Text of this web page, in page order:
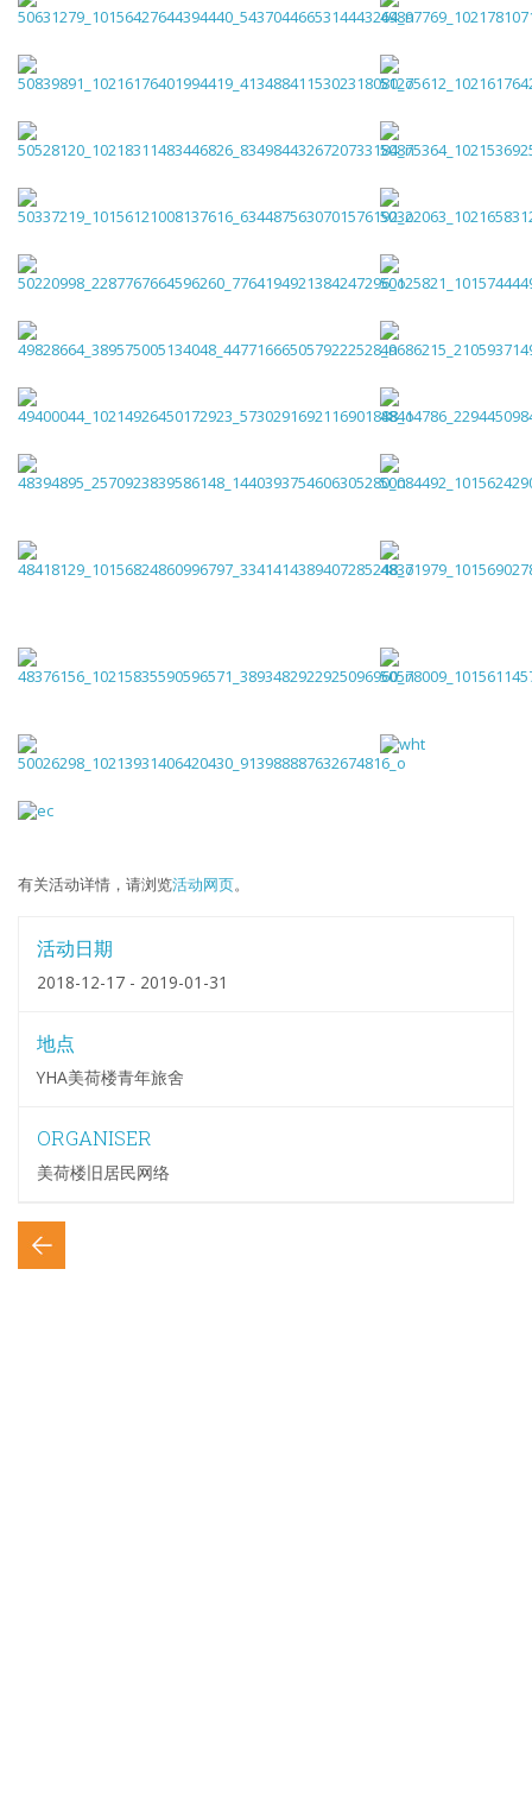
有关活动详情，请浏览活动网页。
活动日期
2018-12-17 - 2019-01-31
地点
YHA美荷楼青年旅舍
ORGANISER
美荷楼旧居民网络